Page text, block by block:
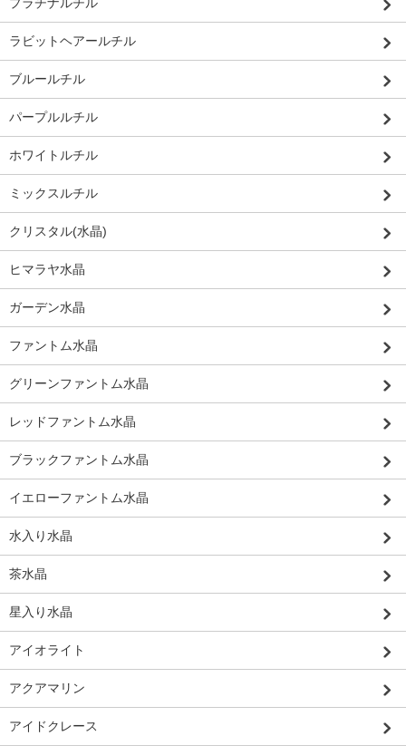
ラビットヘアールチル
ブルールチル
パープルルチル
ホワイトルチル
ミックスルチル
クリスタル(水晶)
ヒマラヤ水晶
ガーデン水晶
ファントム水晶
グリーンファントム水晶
レッドファントム水晶
ブラックファントム水晶
イエローファントム水晶
水入り水晶
茶水晶
星入り水晶
アイオライト
アクアマリン
アイドクレース